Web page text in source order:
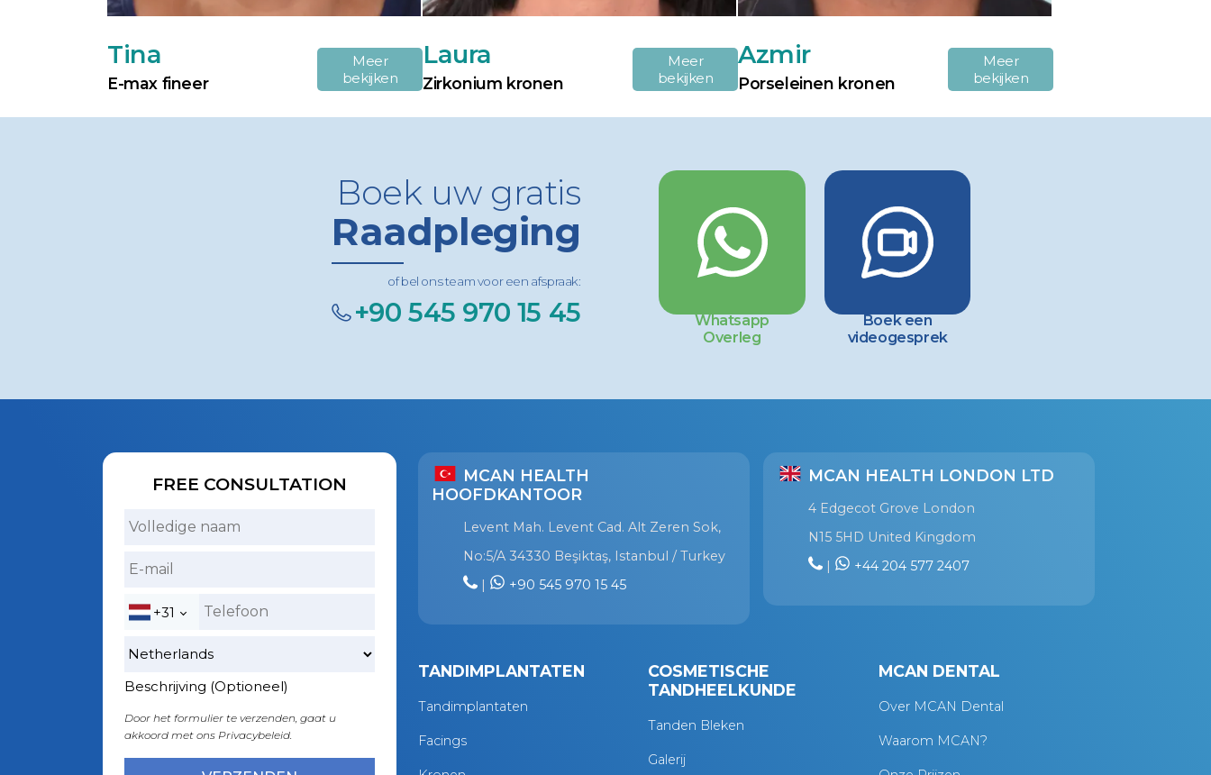
Tina
E-max fineer
Meer
bekijken
Laura
Zirkonium kronen
Meer
bekijken
Azmir
Porseleinen kronen
Meer
bekijken
Boek uw gratis
Raadpleging
of bel ons team voor een afspraak:
+90 545 970 15 45
Whatsapp
Overleg
Boek een
videogesprek
FREE CONSULTATION
+31
Beschrijving (Optioneel)
Door het formulier te verzenden, gaat u
akkoord met ons Privacybeleid.
MCAN HEALTH
HOOFDKANTOOR
Levent Mah. Levent Cad. Alt Zeren Sok,
No:5/A 34330 Beşiktaş, Istanbul / Turkey
|
+90 545 970 15 45
MCAN HEALTH LONDON LTD
4 Edgecot Grove London
N15 5HD United Kingdom
|
+44 204 577 2407
TANDIMPLANTATEN
Tandimplantaten
Facings
COSMETISCHE
TANDHEELKUNDE
Tanden Bleken
Galerij
MCAN DENTAL
Over MCAN Dental
Waarom MCAN?